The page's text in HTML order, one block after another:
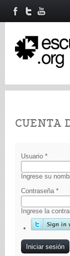
CUENTA
Usuario *
Ingrese su
Contraseña *
Ingrese la